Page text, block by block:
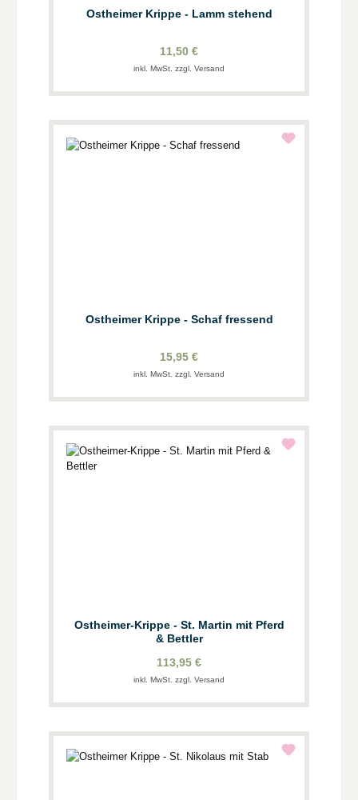
Ostheimer Krippe - Lamm stehend
11,50 €
inkl. MwSt. zzgl. Versand
Ostheimer Krippe - Schaf fressend
15,95 €
inkl. MwSt. zzgl. Versand
Ostheimer-Krippe - St. Martin mit Pferd
& Bettler
113,95 €
inkl. MwSt. zzgl. Versand